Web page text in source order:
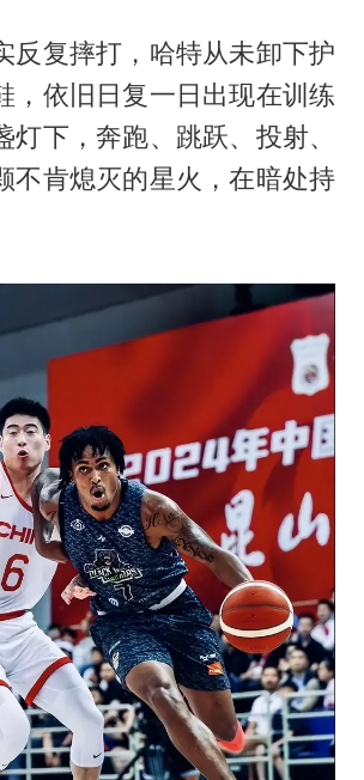
反复摔打，哈特从未卸下护
，依旧日复一日出现在训练
灯下，奔跑、跳跃、投射、
不肯熄灭的星火，在暗处持